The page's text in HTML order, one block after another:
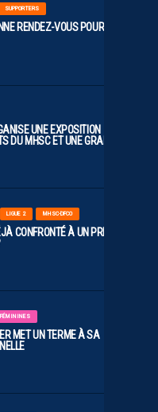
SUPPORTERS
RENDEZ-VOUS POUR
UNE EXPOSITION
DU MHSC ET UNE GRANDE
LIGUE 2 MHSC-DFCO
CONFRONTÉ À UN PREMIER
FÉMININES
MET UN TERME À SA